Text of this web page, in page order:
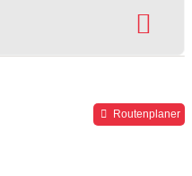
Routenplaner